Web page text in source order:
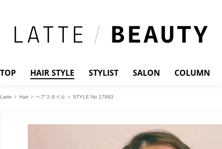
TOP HAIR STYLE STYLIST SALON COLUMN
Latte Hair ヘアスタイル STYLE No.17993